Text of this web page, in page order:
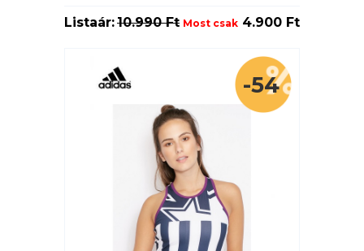
Listaár:10.990 Ft Most csak 4.900 Ft
-54